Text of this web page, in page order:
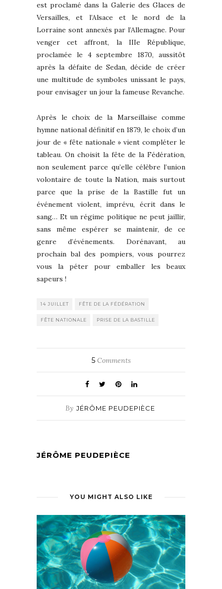
est proclamé dans la Galerie des Glaces de
Versailles, et l’Alsace et le nord de la
Lorraine sont annexés par l’Allemagne. Pour
venger cet affront, la IIIe République,
proclamée le 4 septembre 1870, aussitôt
après la défaite de Sedan, décide de créer
une multitude de symboles unissant le pays,
pour envisager un jour la fameuse Revanche.
Après le choix de la Marseillaise comme
hymne national définitif en 1879, le choix d’un
jour de « fête nationale » vient compléter le
tableau. On choisit la fête de la Fédération,
non seulement parce qu’elle célèbre l’union
volontaire de toute la Nation, mais surtout
parce que la prise de la Bastille fut un
événement violent, imprévu, écrit dans le
sang… Et un régime politique ne peut jaillir,
sans même espérer se maintenir, de ce
genre d’événements. Dorénavant, au
prochain bal des pompiers, vous pourrez
vous la péter pour emballer les beaux
sapeurs !
14 JUILLET FÊTE DE LA FÉDÉRATION
FÊTE NATIONALE PRISE DE LA BASTILLE
5Comments
By JÉRÔME PEUDEPIÈCE
JÉRÔME PEUDEPIÈCE
YOU MIGHT ALSO LIKE